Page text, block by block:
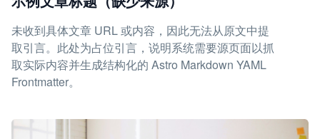
未收到具体文章 URL 或内容，因此无法从原文中提
取引言。此处为占位引言，说明系统需要源页面以抓
取实际内容并生成结构化的 Astro Markdown YAML
Frontmatter。